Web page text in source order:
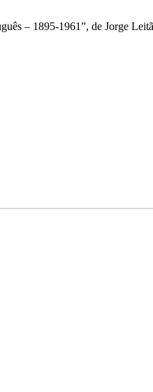
– 1895-1961”, de Jorge